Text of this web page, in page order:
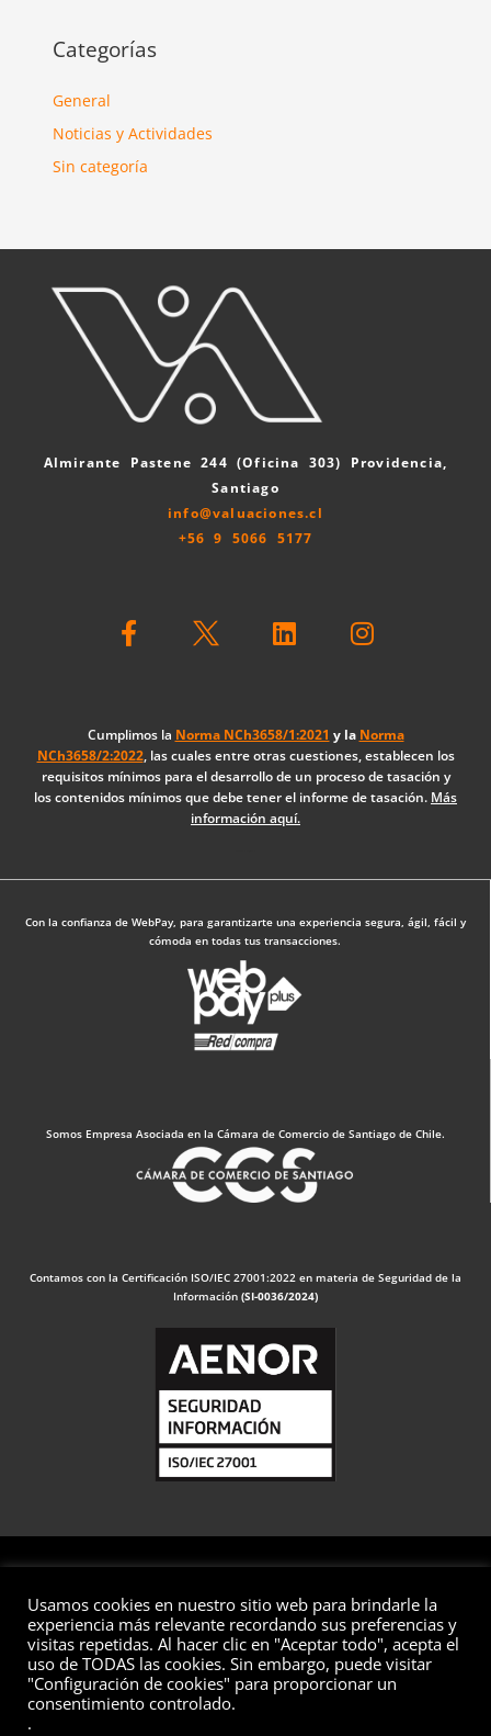
Categorías
General
Noticias y Actividades
Sin categoría
Almirante Pastene 244 (Oficina 303) Providencia,
Santiago
info@valuaciones.cl
+56 9 5066 5177
a
o
o
k
i
d
i
n
n
g
r
a
Cumplimos la Norma NCh3658/1:2021 y la Norma
NCh3658/2:2022, las cuales entre otras cuestiones, establecen los
requisitos mínimos para el desarrollo de un proceso de tasación y
los contenidos mínimos que debe tener el informe de tasación. Más
información aquí.
Con la confianza de WebPay, para garantizarte una experiencia segura, ágil, fácil y
cómoda en todas tus transacciones.
Somos Empresa Asociada en la Cámara de Comercio de Santiago de Chile.
Contamos con la Certificación ISO/IEC 27001:2022 en materia de Seguridad de la
Información (SI-0036/2024)
© 2026 Valuaciones
Todos los derechos reservados
Aviso LegalPolítica de PrivacidadPolítica de Cookies
Usamos cookies en nuestro sitio web para brindarle la
experiencia más relevante recordando sus preferencias y
visitas repetidas. Al hacer clic en "Aceptar todo", acepta el
uso de TODAS las cookies. Sin embargo, puede visitar
"Configuración de cookies" para proporcionar un
consentimiento controlado.
.